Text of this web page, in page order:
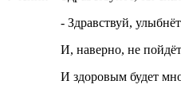
- Здравствуй, улыбнётся
И, наверно, не пойдёт в
И здоровым будет